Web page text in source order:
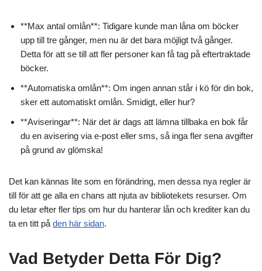
**Max antal omlån**: Tidigare kunde man låna om böcker
upp till tre gånger, men nu är det bara möjligt två gånger.
Detta för att se till att fler personer kan få tag på eftertraktade
böcker.
**Automatiska omlån**: Om ingen annan står i kö för din bok,
sker ett automatiskt omlån. Smidigt, eller hur?
**Aviseringar**: När det är dags att lämna tillbaka en bok får
du en avisering via e-post eller sms, så inga fler sena avgifter
på grund av glömska!
Det kan kännas lite som en förändring, men dessa nya regler är
till för att ge alla en chans att njuta av bibliotekets resurser. Om
du letar efter fler tips om hur du hanterar lån och krediter kan du
ta en titt på den här sidan.
Vad Betyder Detta För Dig?